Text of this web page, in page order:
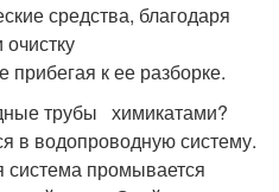
средства, благодаря
к ее разборке.
трубы химикатами?
в водопроводную систему.
промывается